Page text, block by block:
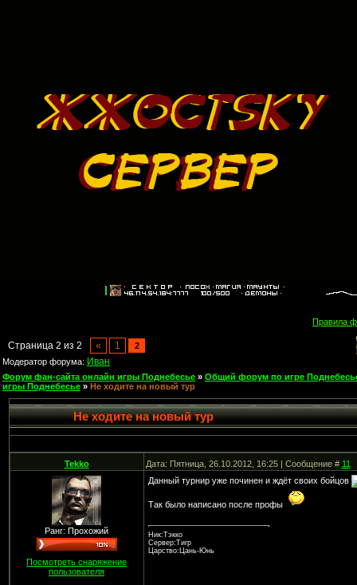
Правила
Страница 2 из 2 « 1
2
Модератор форума: Иван
Форум фан-сайта онлайн игры Поднебесье » Общий форум по игре
игры Поднебесье » Не ходите на новый тур
Не ходите на новый тур
Tekko Дата: Пятница, 26.10.2012, 16:25 | Сообщение #11
Ранг: Прохожий
Посмотреть снаряжение
пользователя
Данный турнир уже починен и ждёт своих бойцов
Так было написано после профы
Ник:Тэкко
Сервер:Тигр
Царство:Цань-Юнь